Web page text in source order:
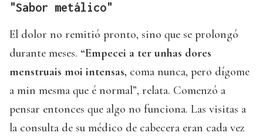
"Sabor metálico"
El dolor no remitió pronto, sino que se prolongó
durante meses. “Empecei a ter unhas dores
menstruais moi intensas, coma nunca, pero dígome
a min mesma que é normal”, relata. Comenzó a
pensar entonces que algo no funciona. Las visitas a
la consulta de su médico de cabecera eran cada vez